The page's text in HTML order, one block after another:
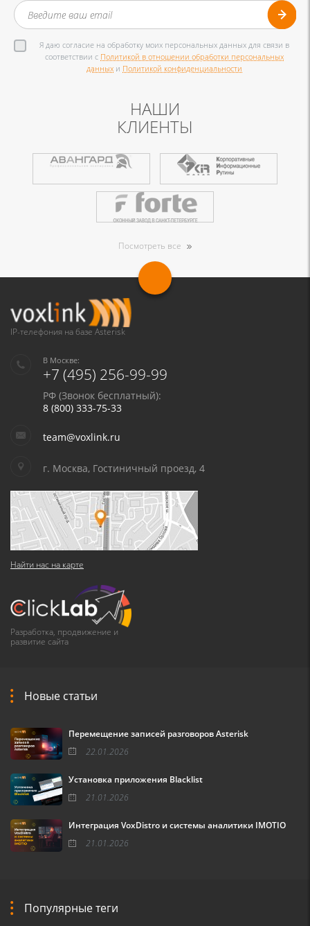
Я даю согласие на обработку моих персональных данных для связи в
соответствии с Политикой в отношении обработки персональных
данных и Политикой конфиденциальности
НАШИ
КЛИЕНТЫ
Посмотреть все
IP-телефония на базе Asterisk
В Москве:
+7 (495) 256-99-99
РФ (Звонок бесплатный):
8 (800) 333-75-33
team@voxlink.ru
г. Москва, Гостиничный проезд, 4
Найти нас на карте
Разработка, продвижение и
развитие сайта
Новые статьи
Перемещение записей разговоров Asterisk
22.01.2026
Установка приложения Blacklist
21.01.2026
Интеграция VoxDistro и системы аналитики IMOTIO
21.01.2026
Популярные теги